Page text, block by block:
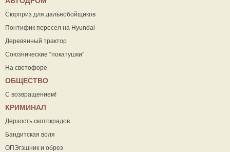
Сюрприз для дальнобойщиков
Понтифик пересел на Hyundai
Деревянный трактор
Союзнические “покатушки”
На светофоре
ОБЩЕСТВО
С возвращением!
КРИМИНАЛ
Дерзость скотокрадов
Бандитская воля
ОПЭгэшник и обрез